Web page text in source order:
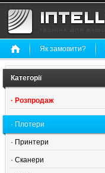
Як замовити?
Категорії
· Розпродаж
· Плотери
· Принтери
· Сканери